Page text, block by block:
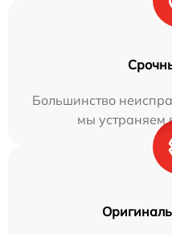
Большинство
мы устраняем